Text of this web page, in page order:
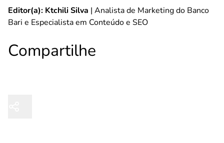
Editor(a): Ktchili Silva | Analista de Marketing do Banco
Bari e Especialista em Conteúdo e SEO
Compartilhe